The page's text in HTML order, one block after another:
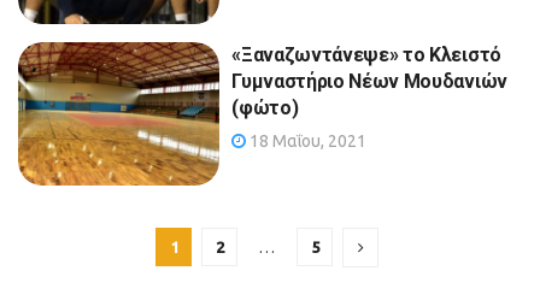
«Ξαναζωντάνεψε» το Κλειστό
Γυμναστήριο Νέων Μουδανιών
(φώτο)
18 Μαΐου, 2021
1 2 … 5